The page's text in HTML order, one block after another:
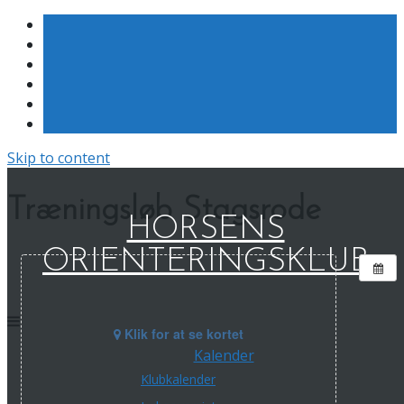
Skip to content
HORSENS
ORIENTERINGSKLUB
Kalender
Klubkalender
Træningsløb Stagsrode
Klik for at se kortet